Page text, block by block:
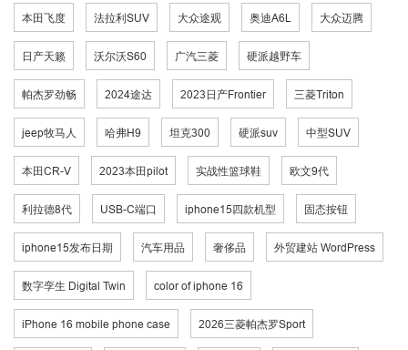
本田飞度 法拉利SUV 大众途观 奥迪A6L 大众迈腾
日产天籁 沃尔沃S60 广汽三菱 硬派越野车
帕杰罗劲畅 2024途达 2023日产Frontier 三菱Triton
jeep牧马人 哈弗H9 坦克300 硬派suv 中型SUV
本田CR-V 2023本田pilot 实战性篮球鞋 欧文9代
利拉德8代 USB-C端口 iphone15四款机型 固态按钮
iphone15发布日期 汽车用品 奢侈品 外贸建站 WordPress
数字孪生 Digital Twin color of iphone 16
iPhone 16 mobile phone case 2026三菱帕杰罗Sport